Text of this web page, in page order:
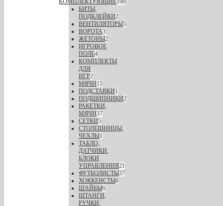
КОМПЛЕКТУЮЩИЕ190
БИТЫ,
ПОДКЛЕЙКИ2
ВЕНТИЛЯТОРЫ5
ВОРОТА3
ЖЕТОНЫ2
ИГРОВОЕ
ПОЛЕ4
КОМПЛЕКТЫ
ДЛЯ
ИГР2
МЯЧИ15
ПОДСТАВКИ1
ПОДШИПНИКИ2
РАКЕТКИ,
МЯЧИ37
СЕТКИ5
СТОЛЕШНИЦЫ,
ЧЕХЛЫ1
ТАБЛО,
ДАТЧИКИ,
БЛОКИ
УПРАВЛЕНИЯ21
ФУТБОЛИСТЫ37
ХОККЕИСТЫ8
ШАЙБЫ6
ШТАНГИ,
РУЧКИ,